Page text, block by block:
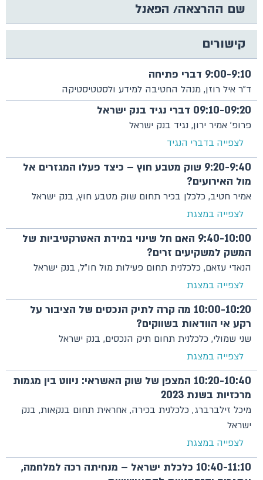
שם ההרצאה/ הפאנל
קישורים
9:00-9:10 דברי פתיחה
ד"ר איל רוזן, מנהל החטיבה למידע ולסטטיסטיקה
09:10-09:20 דברי נגיד בנק ישראל
פרופ' אמיר ירון, נגיד בנק ישראל
לצפייה בדברי הנגיד
9:20-9:40 שוק מטבע חוץ – כיצד פעלו המגזרים אל
מול האירועים?
אמיר חטיב, כלכלן בכיר תחום שוק מטבע חוץ, בנק ישראל
לצפייה במצגת
9:40-10:00 האם חל שינוי במידת האטרקטיביות של
המשק למשקיעים זרים?
הנאדי עזאם, כלכלנית תחום פעילות מול חו"ל, בנק ישראל
לצפייה במצגת
10:00-10:20 מה קרה לתיק הנכסים של הציבור על
רקע אי הוודאות בשווקים?
שני שמולי, כלכלנית תחום תיק הנכסים, בנק ישראל
לצפייה במצגת
10:20-10:40 המצפן של שוק האשראי: ניווט בין מגמות
מרכזיות בשנת 2023
מיכל זילברברג, כלכלנית בכירה, אחראית תחום בנקאות, בנק
ישראל
לצפייה במצגת
10:40-11:10 כלכלת ישראל – מנחיתה רכה למלחמה,